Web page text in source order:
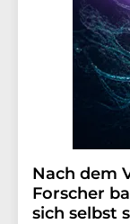
Nach dem
Forscher
sich selbst